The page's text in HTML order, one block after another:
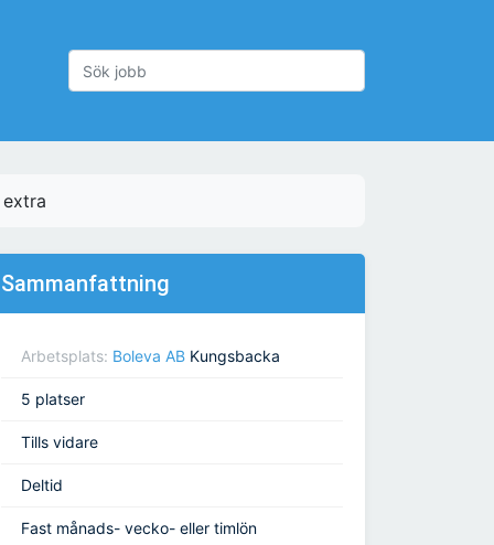
Sammanfattning
Arbetsplats: Boleva AB Kungsbacka
5 platser
Tills vidare
Deltid
Fast månads- vecko- eller timlön